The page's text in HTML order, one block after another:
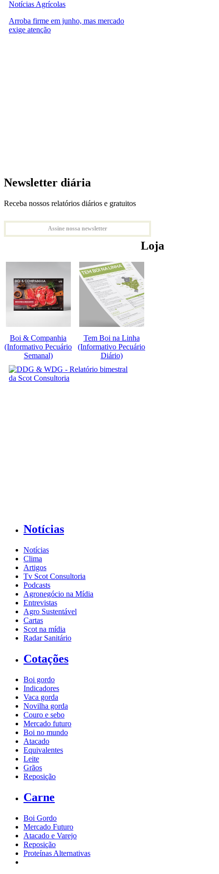
Notícias Agrícolas
Arroba firme em junho, mas mercado
exige atenção
Newsletter diária
Receba nossos relatórios diários e gratuitos
Assine nossa newsletter
Loja
Boi & Companhia
(Informativo Pecuário
Semanal)
Tem Boi na Linha
(Informativo Pecuário
Diário)
Notícias
Notícias
Clima
Artigos
Tv Scot Consultoria
Podcasts
Agronegócio na Mídia
Entrevistas
Agro Sustentável
Cartas
Scot na mídia
Radar Sanitário
Cotações
Boi gordo
Indicadores
Vaca gorda
Novilha gorda
Couro e sebo
Mercado futuro
Boi no mundo
Atacado
Equivalentes
Leite
Grãos
Reposição
Carne
Boi Gordo
Mercado Futuro
Atacado e Varejo
Reposição
Proteínas Alternativas